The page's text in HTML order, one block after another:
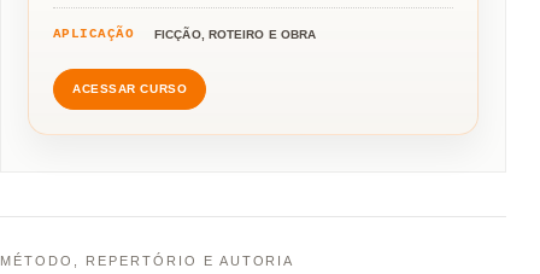
APLICAÇÃO FICÇÃO, ROTEIRO E OBRA
ACESSAR CURSO
MÉTODO, REPERTÓRIO E AUTORIA